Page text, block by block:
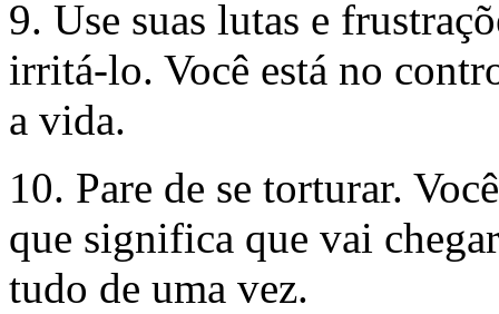
9. Use suas lutas e
irritá-lo. Você está no
a vida.
10. Pare de se torturar.
que significa que vai
tudo de uma vez.